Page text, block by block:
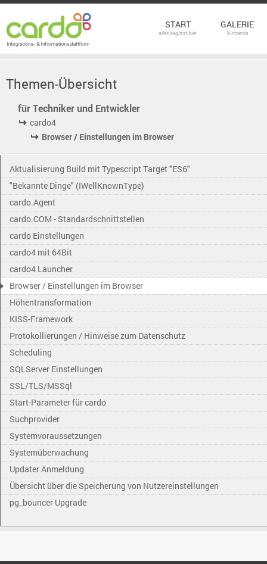
START
alles beginnt hier
GALERIE
Nutzende
Themen-Übersicht
für Techniker und Entwickler
cardo4
Browser / Einstellungen im Browser
Aktualisierung Build mit Typescript Target "ES6"
"Bekannte Dinge" (IWellKnownType)
cardo.Agent
cardo.COM - Standardschnittstellen
cardo Einstellungen
cardo4 mit 64Bit
cardo4 Launcher
Browser / Einstellungen im Browser
Höhentransformation
KISS-Framework
Protokollierungen / Hinweise zum Datenschutz
Scheduling
SQLServer Einstellungen
SSL/TLS/MSSql
Start-Parameter für cardo
Suchprovider
Systemvoraussetzungen
Systemüberwachung
Updater Anmeldung
Übersicht über die Speicherung von Nutzereinstellungen
pg_bouncer Upgrade